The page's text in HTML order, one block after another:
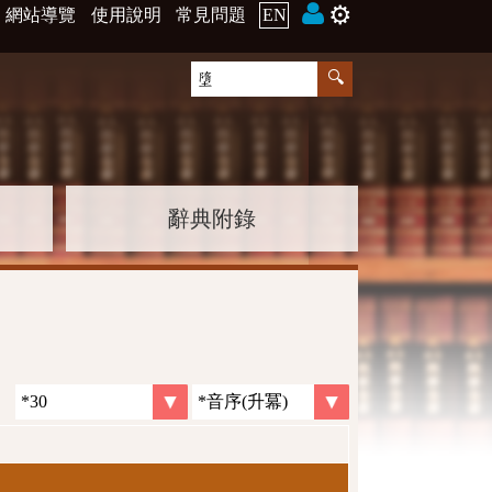
網站導覽 使用說明 常見問題 EN ⚙️
辭典附錄